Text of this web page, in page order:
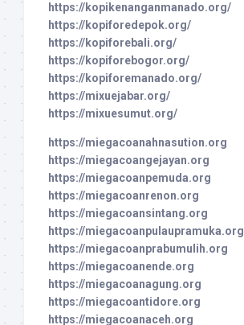
https://kopikenanganmanado.org/
https://kopiforedepok.org/
https://kopiforebali.org/
https://kopiforebogor.org/
https://kopiforemanado.org/
https://mixuejabar.org/
https://mixuesumut.org/
https://miegacoanahnasution.org
https://miegacoangejayan.org
https://miegacoanpemuda.org
https://miegacoanrenon.org
https://miegacoansintang.org
https://miegacoanpulaupramuka.org
https://miegacoanprabumulih.org
https://miegacoanende.org
https://miegacoanagung.org
https://miegacoantidore.org
https://miegacoanaceh.org